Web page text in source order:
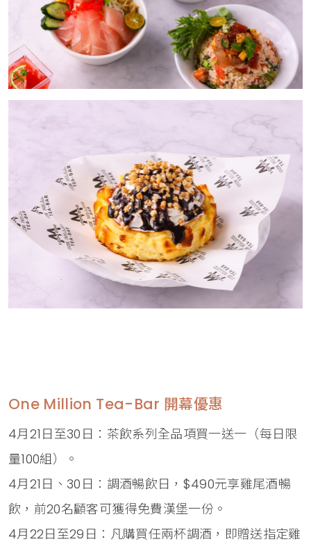
One Million Tea-Bar 開幕優惠
4月21日至30日：茶飲系列全品項買一送一（每日限
量100組）。
4月21日、30日：調酒暢飲日，$490元享雞尾酒暢
飲，前20名顧客可獲得免費漢堡一份。
4月22日至29日：凡購買任兩杯調酒，即贈送指定雞